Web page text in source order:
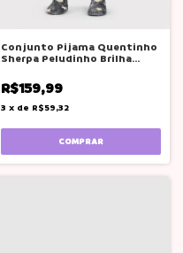
Conjunto Pijama Quentinho
Sherpa Peludinho Brilha
R$159,99
3 x de R$59,32
COMPRAR